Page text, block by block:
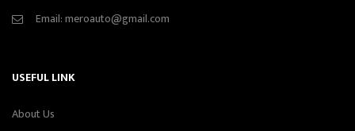
Email:meroauto@gmail.com
USEFUL LINK
About Us